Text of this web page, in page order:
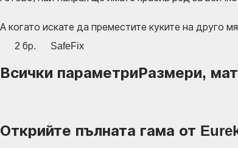
А когато искате да преместите куките на друго
2 бр.
SafeFix
Всички параметриРазмери,
Открийте пълната гама от